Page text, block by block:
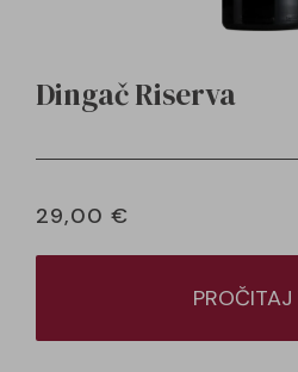
Dingač Riserva
29,00 €
PROČITAJ